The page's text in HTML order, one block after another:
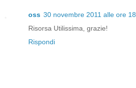
oss 30 novembre 2011 alle ore
Risorsa Utilissima, grazie!
Rispondi